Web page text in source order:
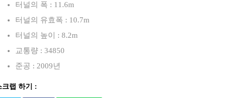
터널의 폭 : 11.6m
터널의 유효폭 : 10.7m
터널의 높이 : 8.2m
교통량 : 34850
준공 : 2009년
크랩 하기 :